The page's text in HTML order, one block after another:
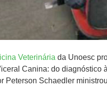
Veterinária da Unoesc
Canina: do diagnóstico
Peterson Schaedler